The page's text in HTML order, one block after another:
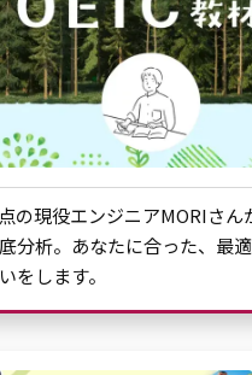
の現役エンジニアMORIさん
分析。あなたに合った、最
をします。